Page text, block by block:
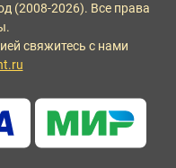
(2008-2026). Все права
свяжитесь с нами